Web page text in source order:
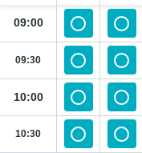
09:00
09:30
10:00
10:30